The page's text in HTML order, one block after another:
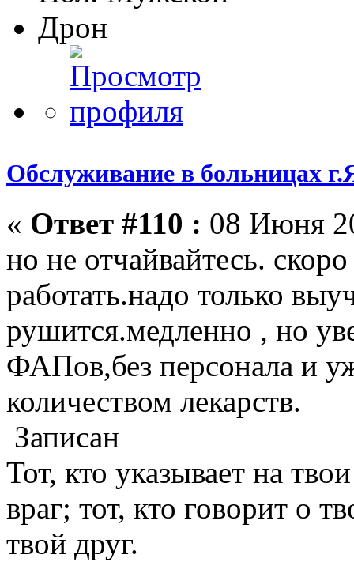
Дрон
Обслуживание в больницах
« Ответ #110 : 08 Июня
но не отчайвайтесь.
работать.надо только
рушится.медленно , но
ФАПов,без персонала и
количеством лекарств.
Записан
Тот, кто указывает на
враг; тот, кто говорит о
твой друг.